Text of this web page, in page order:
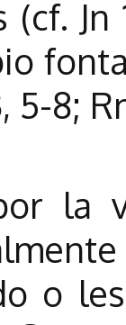
(cf.
8;
la
o